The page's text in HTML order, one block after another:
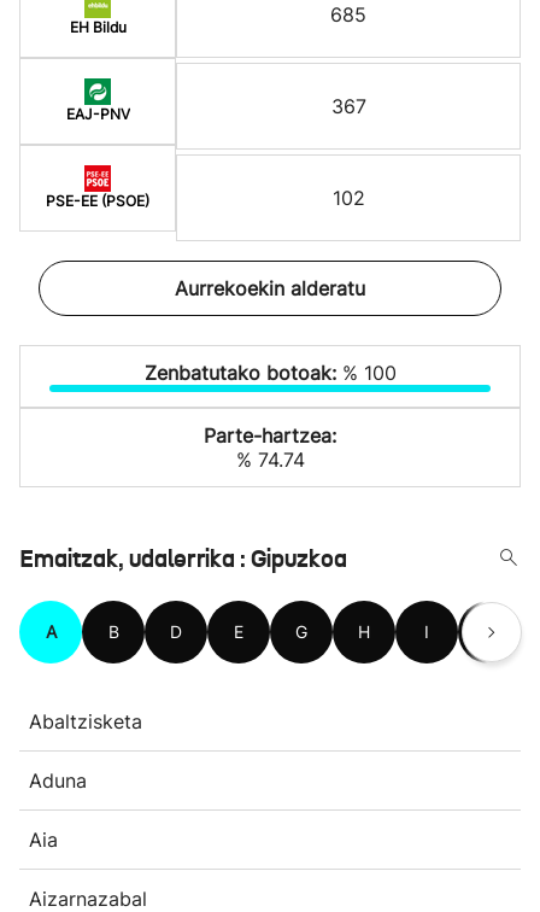
EH Bildu
EAJ-PNV
PSE-EE (PSOE)
685
367
102
Aurrekoekin alderatu
Zenbatutako botoak: % 100
Parte-hartzea:
% 74.74
Emaitzak, udalerrika : Gipuzkoa
A B D E G H I L
Abaltzisketa
Aduna
Aia
Aizarnazabal